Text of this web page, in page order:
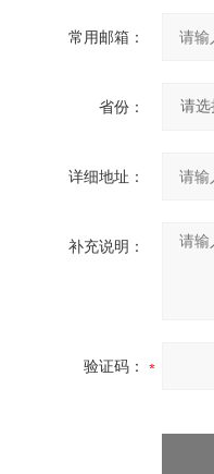
常用邮箱：
省份：
详细地址：
补充说明：
验证码：